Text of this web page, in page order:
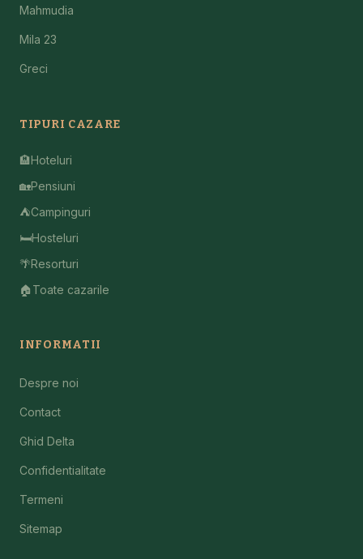
Mahmudia
Mila 23
Greci
TIPURI CAZARE
🏨Hoteluri
🏡Pensiuni
⛺Campinguri
🛏️Hosteluri
🌴Resorturi
🏠 Toate cazarile
INFORMATII
Despre noi
Contact
Ghid Delta
Confidentialitate
Termeni
Sitemap